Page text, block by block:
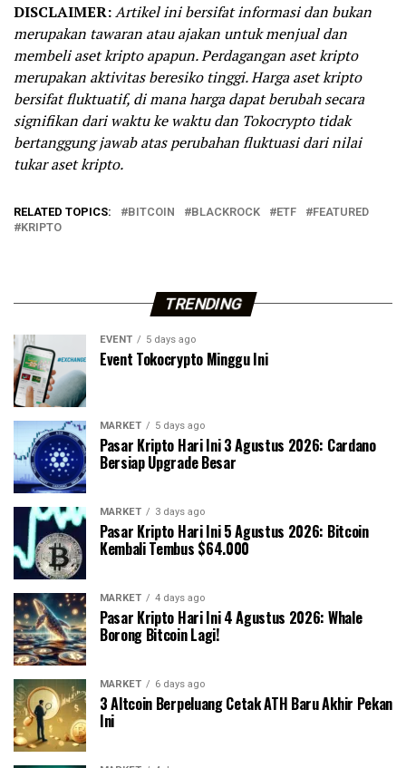
DISCLAIMER:Artikel ini bersifat informasi dan bukan
merupakan tawaran atau ajakan untuk menjual dan
membeli aset kripto apapun. Perdagangan aset kripto
merupakan aktivitas beresiko tinggi. Harga aset kripto
bersifat fluktuatif, di mana harga dapat berubah secara
signifikan dari waktu ke waktu dan Tokocrypto tidak
bertanggung jawab atas perubahan fluktuasi dari nilai
tukar aset kripto.
RELATED TOPICS: BITCOIN BLACKROCK ETF
FEATURED
KRIPTO
TRENDING
EVENT 5 days ago
Event Tokocrypto Minggu Ini
MARKET 5 days ago
Pasar Kripto Hari Ini 3 Agustus 2026: Cardano
Bersiap Upgrade Besar
MARKET 3 days ago
Pasar Kripto Hari Ini 5 Agustus 2026: Bitcoin
Kembali Tembus $64.000
MARKET 4 days ago
Pasar Kripto Hari Ini 4 Agustus 2026: Whale
Borong Bitcoin Lagi!
MARKET 6 days ago
3 Altcoin Berpeluang Cetak ATH Baru Akhir Pekan
Ini